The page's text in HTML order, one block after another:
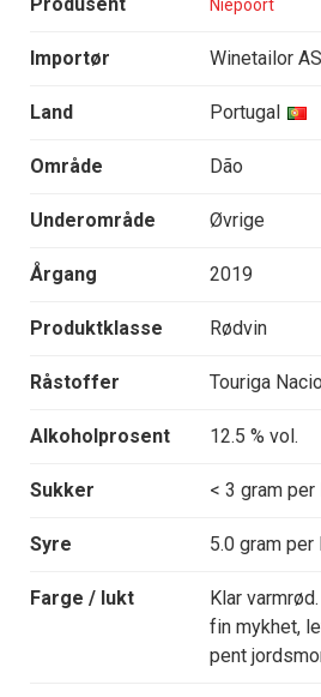
Niepoort
Importør Winetailor AS
Land Portugal
Område Dão
Underområde Øvrige
Årgang 2019
Produktklasse Rødvin
Råstoffer Touriga
Alkoholprosent 12.5 % vol.
Sukker < 3 gram
Syre 5.0 gram per
Farge / lukt
Klar
fin mykhet,
pent